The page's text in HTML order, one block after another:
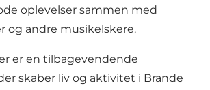
oplevelser sammen med
og andre musikelskere.
er en tilbagevendende
skaber liv og aktivitet i Brande